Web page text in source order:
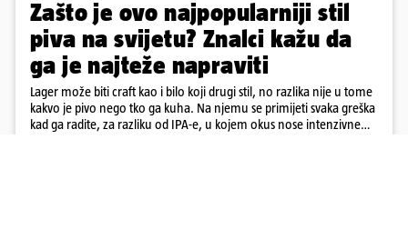
Zašto je ovo najpopularniji stil
piva na svijetu? Znalci kažu da
ga je najteže napraviti
Lager može biti craft kao i bilo koji drugi stil, no razlika nije u tome
kakvo je pivo nego tko ga kuha. Na njemu se primijeti svaka greška
kad ga radite, za razliku od IPA-e, u kojem okus nose intenzivne